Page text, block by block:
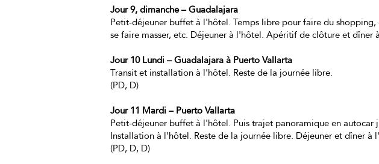
Jour 9, dimanche – Guadalajara
Petit-déjeuner buffet à l'hôtel. Temps libre pour faire du
se faire masser, etc. Déjeuner à l'hôtel. Apéritif de clôture et dîner
Jour 10 Lundi – Guadalajara à Puerto Vallarta
Transit et installation à l'hôtel. Reste de la journée libre.
(PD, D)
Jour 11 Mardi – Puerto Vallarta
Petit-déjeuner buffet à l'hôtel. Puis trajet panoramique en autocar
Installation à l'hôtel. Reste de la journée libre. Déjeuner et dîner à
(PD, D, D)